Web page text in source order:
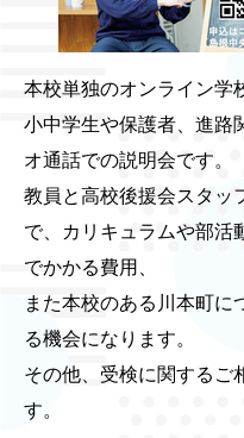
本校単独のオンライン学
小中学生や保護者、進路
オ通話での説明会です。
教員と高校後援会スタッ
で、カリキュラムや部活
でかかる費用、
また本校のある川本町に
る機会になります。
その他、受検に関するご
す。